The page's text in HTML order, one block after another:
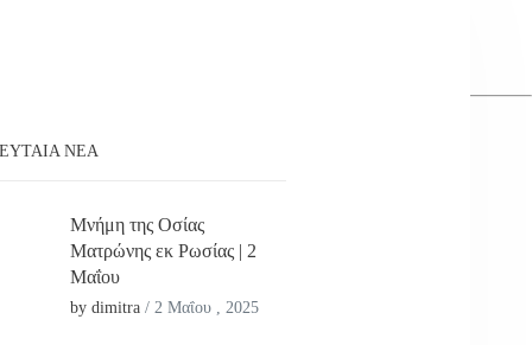
ΝΕΑ
Μνήμη της Οσίας
Ματρώνης εκ Ρωσίας | 2
Μαΐου
by dimitra / 2 Μαΐου , 2025